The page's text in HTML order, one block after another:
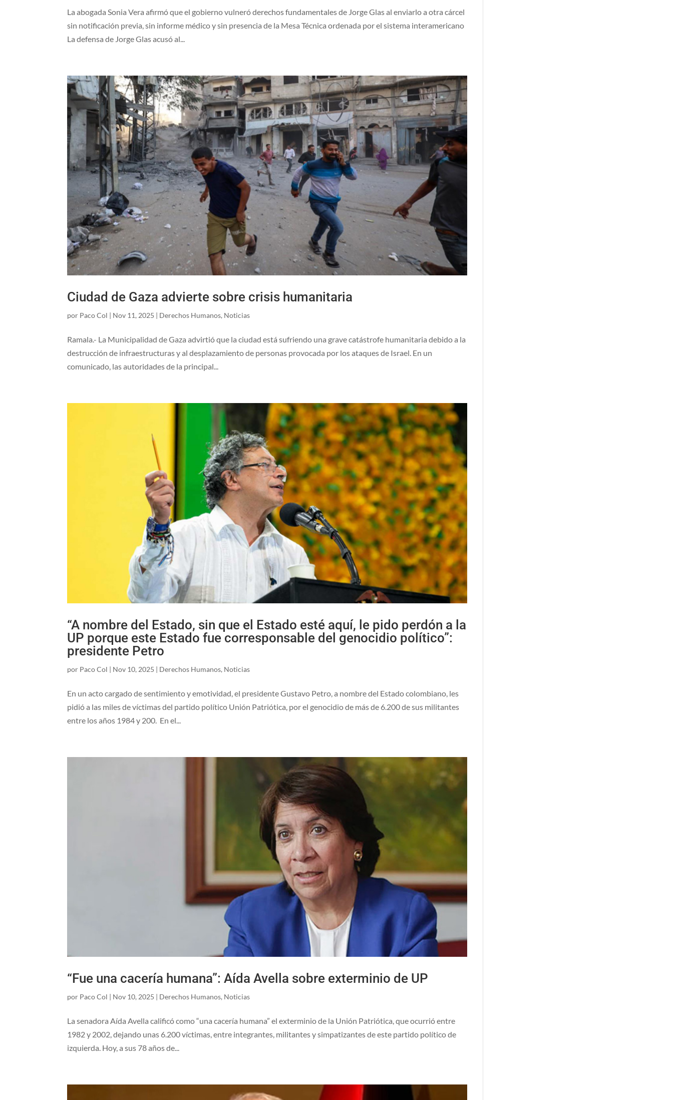
La abogada Sonia Vera afirmó que el gobierno vulneró derechos fundamentales de Jorge Glas al enviarlo a otra cárcel
sin notificación previa, sin informe médico y sin presencia de la Mesa Técnica ordenada por el sistema interamericano
La defensa de Jorge Glas acusó al...
Ciudad de Gaza advierte sobre crisis humanitaria
por Paco Col Nov 11, 2025 Derechos Humanos, Noticias
Ramala.- La Municipalidad de Gaza advirtió que la ciudad está sufriendo una grave catástrofe humanitaria debido a la
destrucción de infraestructuras y al desplazamiento de personas provocada por los ataques de Israel. En un
comunicado, las autoridades de la principal...
“A nombre del Estado, sin que el Estado esté aquí, le pido perdón a la
UP porque este Estado fue corresponsable del genocidio político”:
presidente Petro
por Paco Col | Nov 10, 2025 | Derechos Humanos, Noticias
En un acto cargado de sentimiento y emotividad, el presidente Gustavo Petro, a nombre del Estado colombiano, les
pidió a las miles de víctimas del partido político Unión Patriótica, por el genocidio de más de 6.200 de sus militantes
entre los años 1984 y 200. En el...
“Fue una cacería humana”: Aída Avella sobre exterminio de UP
por Paco Col | Nov 10, 2025 | Derechos Humanos, Noticias
La senadora Aída Avella calificó como “una cacería humana” el exterminio de la Unión Patriótica, que ocurrió entre
1982 y 2002, dejando unas 6.200 víctimas, entre integrantes, militantes y simpatizantes de este partido político de
izquierda. Hoy, a sus 78 años de...